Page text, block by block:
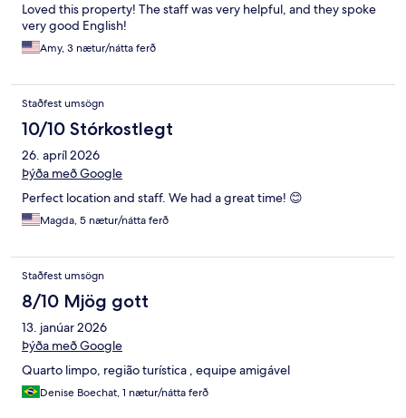
Loved this property! The staff was very helpful, and they spoke
very good English!
Amy, 3 nætur/nátta ferð
Staðfest umsögn
10/10 Stórkostlegt
26. apríl 2026
Þýða með Google
Perfect location and staff. We had a great time! 😊
Magda, 5 nætur/nátta ferð
Staðfest umsögn
8/10 Mjög gott
13. janúar 2026
Þýða með Google
Quarto limpo, região turística , equipe amigável
Denise Boechat, 1 nætur/nátta ferð